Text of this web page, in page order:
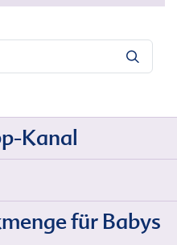
Kanal
für Babys